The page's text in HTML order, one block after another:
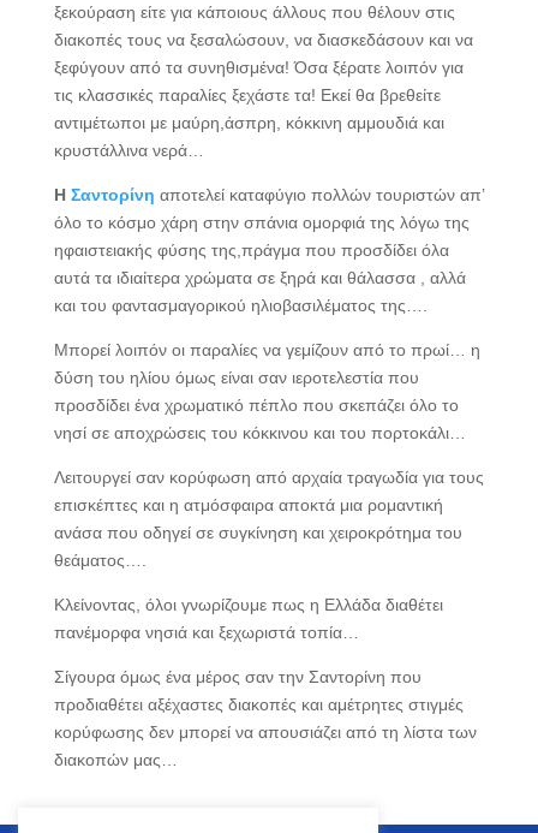
ξεκούραση είτε για κάποιους άλλους που θέλουν στις
διακοπές τους να ξεσαλώσουν, να διασκεδάσουν και να
ξεφύγουν από τα συνηθισμένα! Όσα ξέρατε λοιπόν για
τις κλασσικές παραλίες ξεχάστε τα! Εκεί θα βρεθείτε
αντιμέτωποι με μαύρη,άσπρη, κόκκινη αμμουδιά και
κρυστάλλινα νερά…
Η Σαντορίνη αποτελεί καταφύγιο πολλών τουριστών απ’
όλο το κόσμο χάρη στην σπάνια ομορφιά της λόγω της
ηφαιστειακής φύσης της,πράγμα που προσδίδει όλα
αυτά τα ιδιαίτερα χρώματα σε ξηρά και θάλασσα , αλλά
και του φαντασμαγορικού ηλιοβασιλέματος της….
Μπορεί λοιπόν οι παραλίες να γεμίζουν από το πρωί… η
δύση του ηλίου όμως είναι σαν ιεροτελεστία που
προσδίδει ένα χρωματικό πέπλο που σκεπάζει όλο το
νησί σε αποχρώσεις του κόκκινου και του πορτοκάλι…
Λειτουργεί σαν κορύφωση από αρχαία τραγωδία για τους
επισκέπτες και η ατμόσφαιρα αποκτά μια ρομαντική
ανάσα που οδηγεί σε συγκίνηση και χειροκρότημα του
θεάματος….
Κλείνοντας, όλοι γνωρίζουμε πως η Ελλάδα διαθέτει
πανέμορφα νησιά και ξεχωριστά τοπία…
Σίγουρα όμως ένα μέρος σαν την Σαντορίνη που
προδιαθέτει αξέχαστες διακοπές και αμέτρητες στιγμές
κορύφωσης δεν μπορεί να απουσιάζει από τη λίστα των
διακοπών μας…